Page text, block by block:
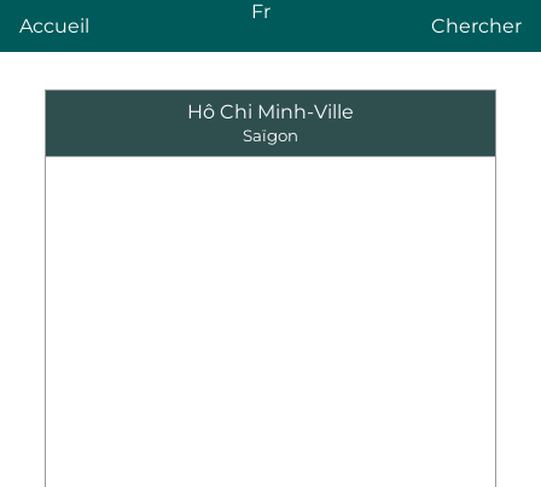
Accueil
Fr
Chercher
Hô Chi Minh-Ville
Saïgon